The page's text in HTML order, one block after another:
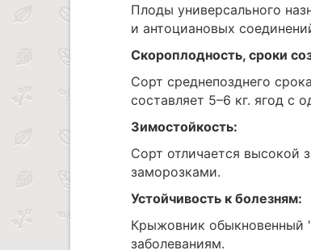
Плоды универсального
и антоциановых
Скороплодность, сроки
Сорт среднепозднего
составляет 5–6 кг. ягод с
Зимостойкость:
Сорт отличается высокой
заморозками.
Устойчивость к болезням:
Крыжовник обыкновенный
заболеваниям.